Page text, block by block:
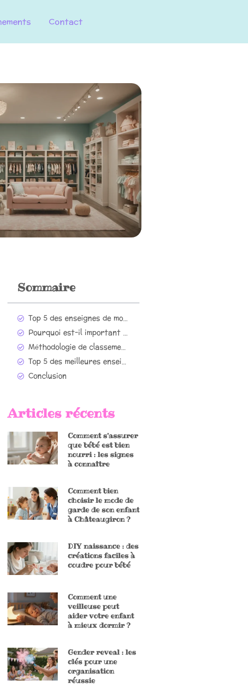
Contact
Sommaire
Top 5 des enseignes de mode pour habiller votre bébé avec style
Pourquoi est-il important de choisir une bonne enseigne pour la mode bébé ?
Méthodologie de classement des enseignes
Top 5 des meilleures enseignes pour habiller son enfant
Conclusion
Articles récents
Comment s’assurer
que bébé est bien
nourri : les signes
à connaître
Comment bien
choisir le mode de
garde de son enfant
à Châteaugiron ?
DIY naissance : des
créations faciles à
coudre pour bébé
Comment une
veilleuse peut
aider votre enfant
à mieux dormir ?
Gender reveal : les
clés pour une
organisation
réussie